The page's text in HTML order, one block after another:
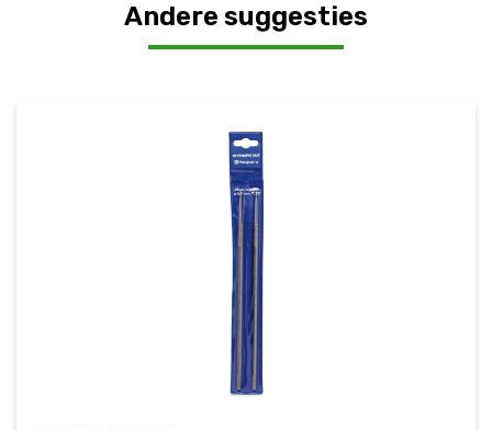
Andere suggesties